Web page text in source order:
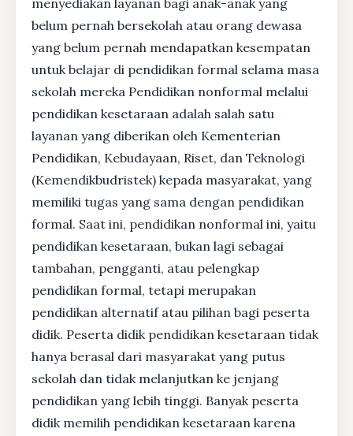
menyediakan layanan bagi anak-anak yang
belum pernah bersekolah atau orang dewasa
yang belum pernah mendapatkan kesempatan
untuk belajar di pendidikan formal selama masa
sekolah mereka Pendidikan nonformal melalui
pendidikan kesetaraan adalah salah satu
layanan yang diberikan oleh Kementerian
Pendidikan, Kebudayaan, Riset, dan Teknologi
(Kemendikbudristek) kepada masyarakat, yang
memiliki tugas yang sama dengan pendidikan
formal. Saat ini, pendidikan nonformal ini, yaitu
pendidikan kesetaraan, bukan lagi sebagai
tambahan, pengganti, atau pelengkap
pendidikan formal, tetapi merupakan
pendidikan alternatif atau pilihan bagi peserta
didik. Peserta didik pendidikan kesetaraan tidak
hanya berasal dari masyarakat yang putus
sekolah dan tidak melanjutkan ke jenjang
pendidikan yang lebih tinggi. Banyak peserta
didik memilih pendidikan kesetaraan karena